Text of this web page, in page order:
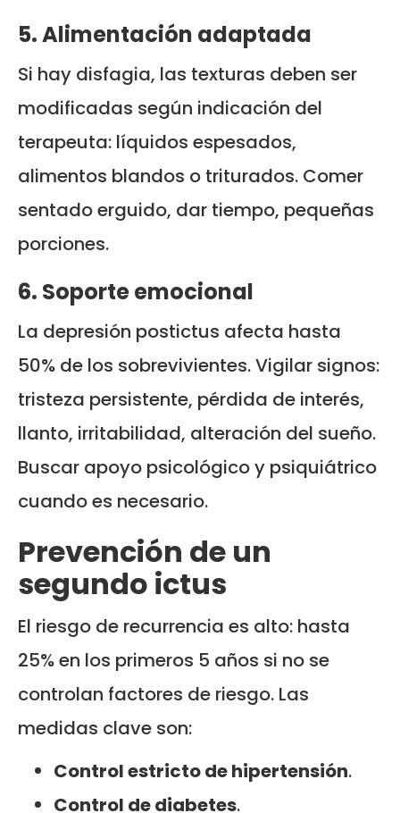
5. Alimentación adaptada
Si hay disfagia, las texturas deben ser
modificadas según indicación del
terapeuta: líquidos espesados,
alimentos blandos o triturados. Comer
sentado erguido, dar tiempo, pequeñas
porciones.
6. Soporte emocional
La depresión postictus afecta hasta
50% de los sobrevivientes. Vigilar signos:
tristeza persistente, pérdida de interés,
llanto, irritabilidad, alteración del sueño.
Buscar apoyo psicológico y psiquiátrico
cuando es necesario.
Prevención de un
segundo ictus
El riesgo de recurrencia es alto: hasta
25% en los primeros 5 años si no se
controlan factores de riesgo. Las
medidas clave son:
Control estricto de hipertensión.
Control de diabetes.